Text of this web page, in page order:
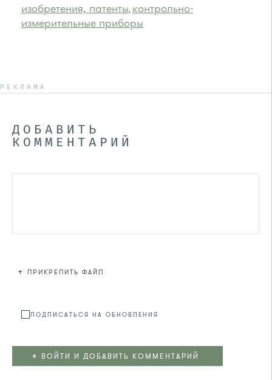
изобретения, патенты, контрольно-
измерительные приборы
РЕКЛАМА
ДОБАВИТЬ
КОММЕНТАРИЙ
+ ПРИКРЕПИТЬ ФАЙЛ
ПОДПИСАТЬСЯ НА ОБНОВЛЕНИЯ
+ ВОЙТИ И ДОБАВИТЬ КОММЕНТАРИЙ